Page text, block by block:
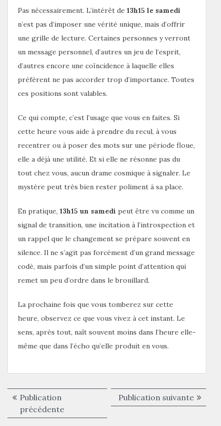
Pas nécessairement. L’intérêt de 13h15 le samedi
n’est pas d’imposer une vérité unique, mais d’offrir
une grille de lecture. Certaines personnes y verront
un message personnel, d’autres un jeu de l’esprit,
d’autres encore une coïncidence à laquelle elles
préfèrent ne pas accorder trop d’importance. Toutes
ces positions sont valables.
Ce qui compte, c’est l’usage que vous en faites. Si
cette heure vous aide à prendre du recul, à vous
recentrer ou à poser des mots sur une période floue,
elle a déjà une utilité. Et si elle ne résonne pas du
tout chez vous, aucun drame cosmique à signaler. Le
mystère peut très bien rester poliment à sa place.
En pratique, 13h15 un samedi peut être vu comme un
signal de transition, une incitation à l’introspection et
un rappel que le changement se prépare souvent en
silence. Il ne s’agit pas forcément d’un grand message
codé, mais parfois d’un simple point d’attention qui
remet un peu d’ordre dans le brouillard.
La prochaine fois que vous tomberez sur cette
heure, observez ce que vous vivez à cet instant. Le
sens, après tout, naît souvent moins dans l’heure elle-
même que dans l’écho qu’elle produit en vous.
Navigation
de
Publication
précédentePublication
précédente :
Publication suivante